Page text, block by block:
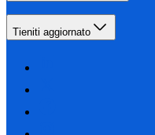
Tieniti aggiornato